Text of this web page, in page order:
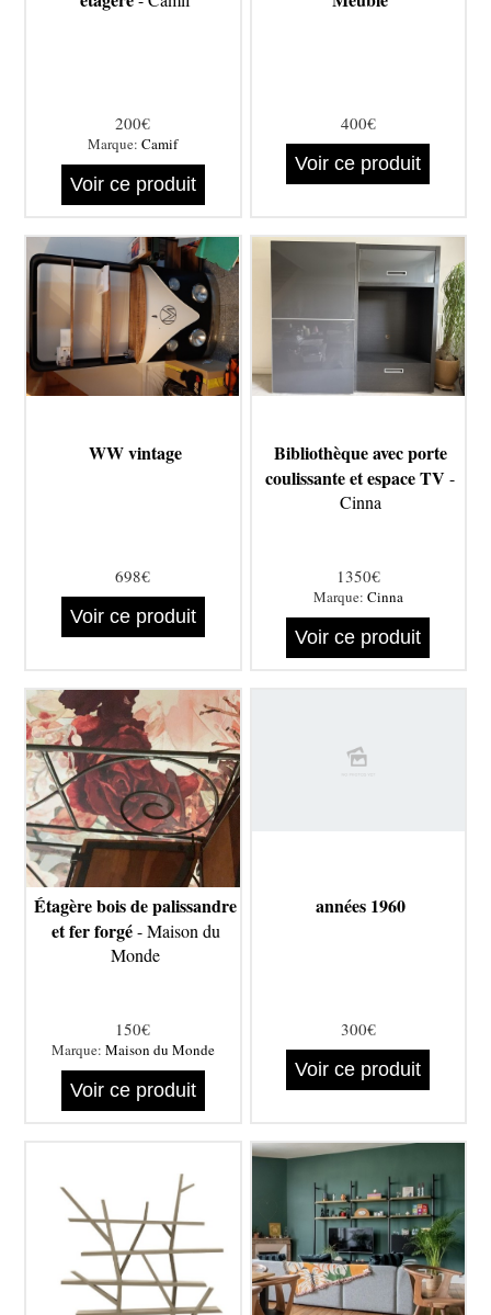
200€
Marque:Camif
Voir ce produit
400€
Voir ce produit
WW vintage
698€
Voir ce produit
Bibliothèque avec porte
coulissante et espace TV-
Cinna
1350€
Marque: Cinna
Voir ce produit
Étagère bois de palissandre
et fer forgé- Maison du
Monde
150€
Marque: Maison du Monde
Voir ce produit
années 1960
300€
Voir ce produit